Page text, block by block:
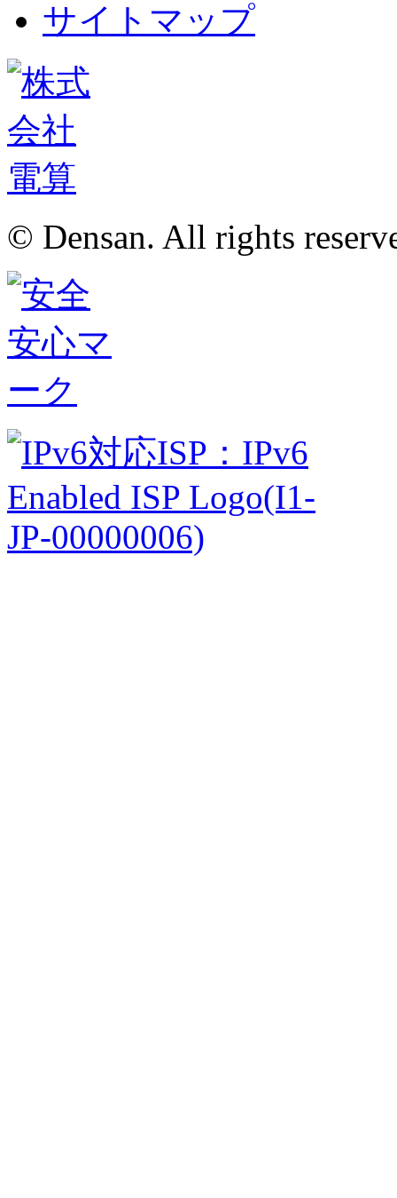
サイトマップ
© Densan. All rights